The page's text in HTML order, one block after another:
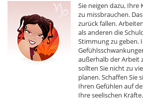
Sie neigen dazu, Ihre
zu missbrauchen.
zurück fallen.
als anderen die
Stimmung zu geben.
außerhalb der Arbeit
sollten Sie nicht zu
planen. Schaffen Sie
Ihren Gefühlen auf
Ihre seelischen Kräfte.